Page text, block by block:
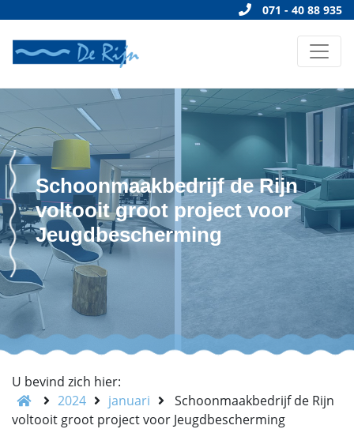
071 - 40 88 935
Schoonmaakbedrijf de Rijn
voltooit groot project voor
Jeugdbescherming
U bevind zich hier:
2024
januari
Schoonmaakbedrijf de Rijn
voltooit groot project voor Jeugdbescherming